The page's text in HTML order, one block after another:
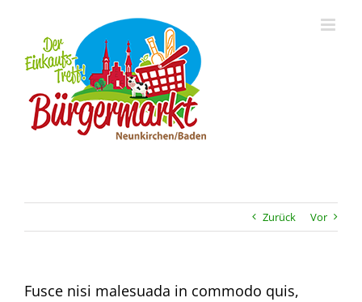
Zurück Vor
Fusce nisi malesuada in commodo quis,